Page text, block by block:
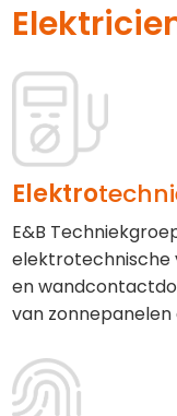
Elektro
E&B
elektrotechnische
en
van